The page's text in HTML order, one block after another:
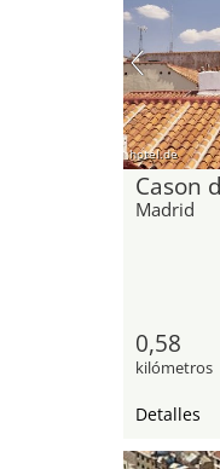
hotel.de
Cason
Madrid
0,58
kilómetros
Detalles